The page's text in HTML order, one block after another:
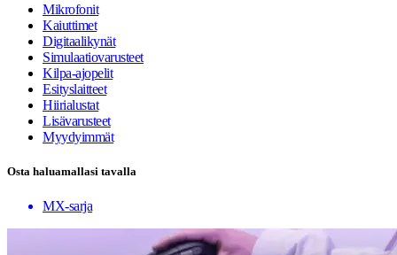
Mikrofonit
Kaiuttimet
Digitaalikynät
Simulaatiovarusteet
Kilpa-ajopelit
Esityslaitteet
Hiirialustat
Lisävarusteet
Myydyimmät
Osta haluamallasi tavalla
MX-sarja